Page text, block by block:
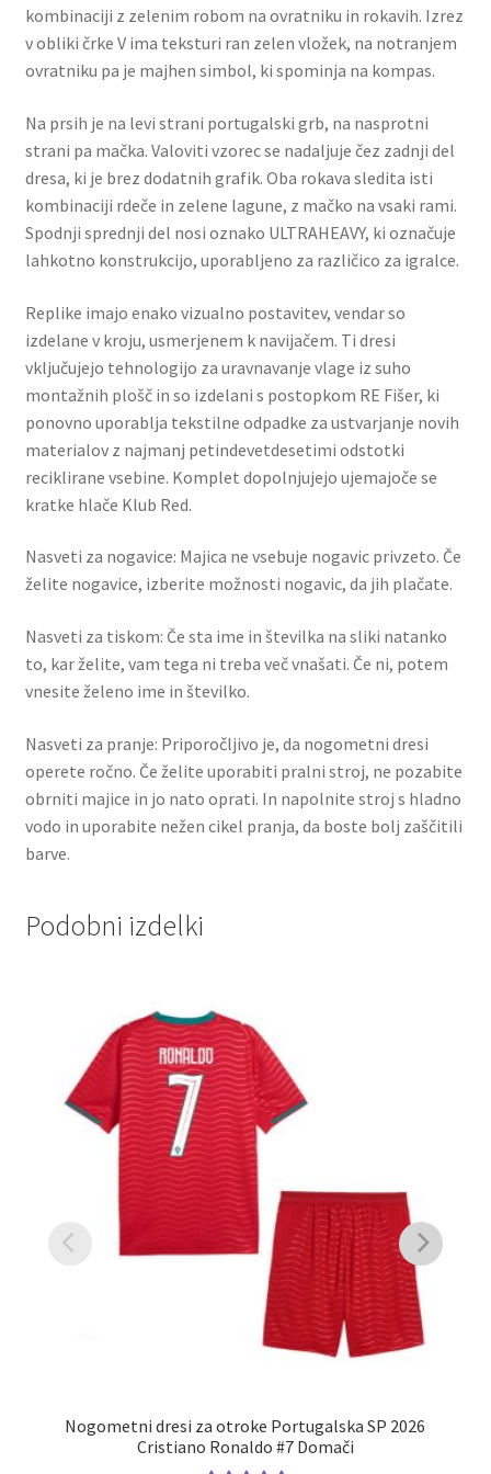
kombinaciji z zelenim robom na ovratniku in rokavih. Izrez
v obliki črke V ima teksturi ran zelen vložek, na notranjem
ovratniku pa je majhen simbol, ki spominja na kompas.
Na prsih je na levi strani portugalski grb, na nasprotni
strani pa mačka. Valoviti vzorec se nadaljuje čez zadnji del
dresa, ki je brez dodatnih grafik. Oba rokava sledita isti
kombinaciji rdeče in zelene lagune, z mačko na vsaki rami.
Spodnji sprednji del nosi oznako ULTRAHEAVY, ki označuje
lahkotno konstrukcijo, uporabljeno za različico za igralce.
Replike imajo enako vizualno postavitev, vendar so
izdelane v kroju, usmerjenem k navijačem. Ti dresi
vključujejo tehnologijo za uravnavanje vlage iz suho
montažnih plošč in so izdelani s postopkom RE Fišer, ki
ponovno uporablja tekstilne odpadke za ustvarjanje novih
materialov z najmanj petindevetdesetimi odstotki
reciklirane vsebine. Komplet dopolnjujejo ujemajoče se
kratke hlače Klub Red.
Nasveti za nogavice: Majica ne vsebuje nogavic privzeto. Če
želite nogavice, izberite možnosti nogavic, da jih plačate.
Nasveti za tiskom: Če sta ime in številka na sliki natanko
to, kar želite, vam tega ni treba več vnašati. Če ni, potem
vnesite želeno ime in številko.
Nasveti za pranje: Priporočljivo je, da nogometni dresi
operete ročno. Če želite uporabiti pralni stroj, ne pozabite
obrniti majice in jo nato oprati. In napolnite stroj s hladno
vodo in uporabite nežen cikel pranja, da boste bolj zaščitili
barve.
Podobni izdelki
Nogometni dresi za otroke Portugalska SP 2026
Cristiano Ronaldo #7 Domači